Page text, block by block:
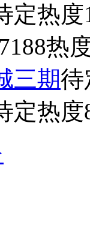
定热度
7188热
三期待
定热度